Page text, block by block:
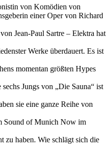
von Komödien von
einer Oper von Richard
Jean-Paul Sartre – Elektra hat
Werke überdauert. Es ist
momentan größten Hypes
Jungs von „Die Sauna“ ist
sie eine ganze Reihe von
Sound of Munich Now im
zu haben. Wie schlägt sich die